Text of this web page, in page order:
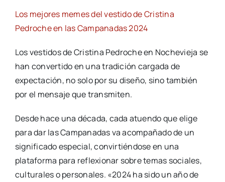
Los mejores memes del vestido de Cristina
Pedroche en las Campanadas 2024
Los vestidos de Cristina Pedroche en Nochevieja se
han convertido en una tradición cargada de
expectación, no solo por su diseño, sino también
por el mensaje que transmiten.
Desde hace una década, cada atuendo que elige
para dar las Campanadas va acompañado de un
significado especial, convirtiéndose en una
plataforma para reflexionar sobre temas sociales,
culturales o personales. «2024 ha sido un año de